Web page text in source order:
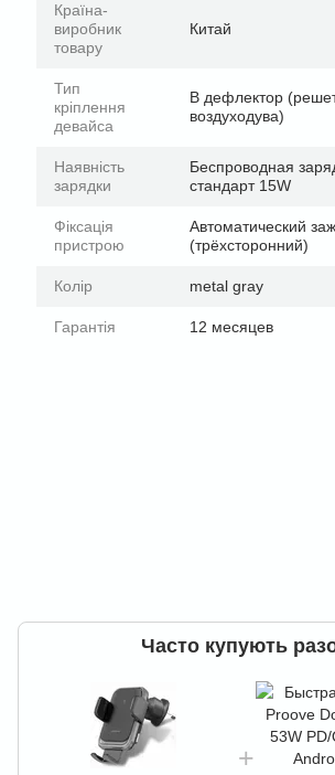
Країна-
виробник
товару
Китай
Тип
кріплення
девайса
В дефлектор
воздуходува)
Наявність
зарядки
Беспроводная
стандарт 15W
Фіксація
пристрою
Автоматический
(трёхсторонний)
Колір metal gray
Гарантія 12 месяцев
Часто купують